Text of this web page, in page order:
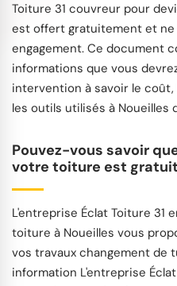
Toiture 31 couvreur pour
est offert gratuitement et ne
engagement. Ce document
informations que vous
intervention à savoir le
les outils utilisés à Noueilles
Pouvez-vous savoir
votre toiture est
L'entreprise Éclat Toiture 31
toiture à Noueilles vous
vos travaux changement de
information L'entreprise